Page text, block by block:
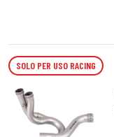
SOLO PER USO RACING